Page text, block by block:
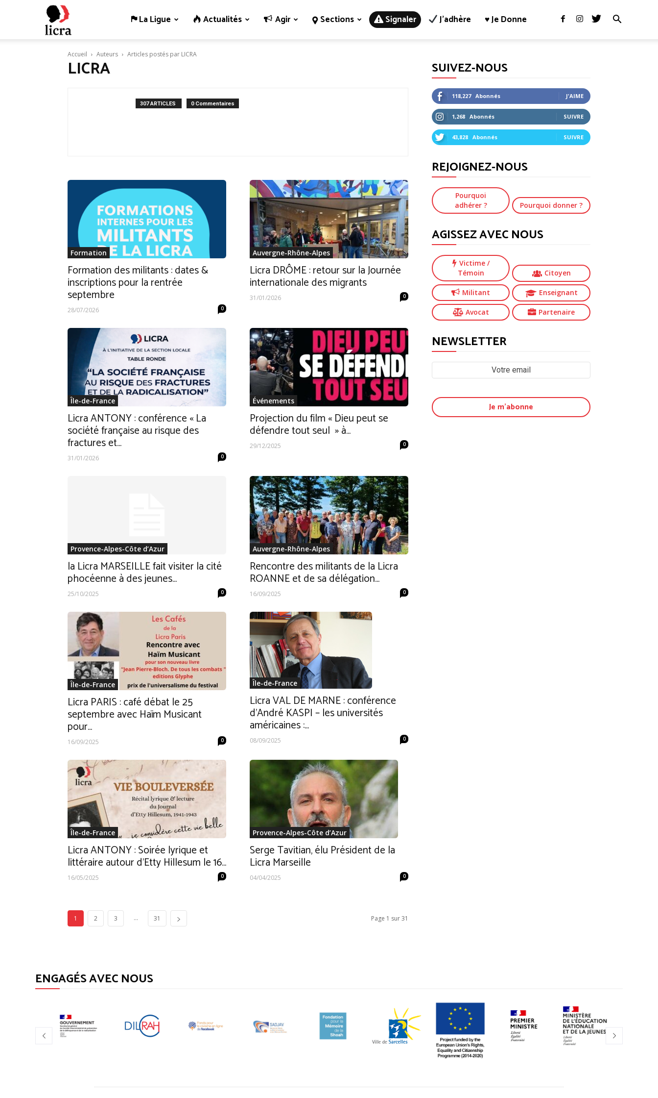
–
La Ligue Actualités Agir Sections Signaler J’adhère ♥ Je Donne
Accueil Auteurs Articles postés par LICRA
LICRA
307 ARTICLES 0 Commentaires
Formation
Formation des militants : dates &
inscriptions pour la rentrée
septembre
28/07/2026 0
Auvergne-Rhône-Alpes
Licra DRÔME : retour sur la Journée
internationale des migrants
31/01/2026 0
Île-de-France
Licra ANTONY : conférence « La
société française au risque des
fractures et...
31/01/2026 0
Événements
Projection du film « Dieu peut se
défendre tout seul » à...
29/12/2025 0
Provence-Alpes-Côte d’Azur
la Licra MARSEILLE fait visiter la cité
phocéenne à des jeunes...
25/10/2025 0
Auvergne-Rhône-Alpes
Rencontre des militants de la Licra
ROANNE et de sa délégation...
16/09/2025 0
Île-de-France
Licra PARIS : café débat le 25
septembre avec Haïm Musicant
pour...
16/09/2025 0
Île-de-France
Licra VAL DE MARNE : conférence
d’André KASPI – les universités
américaines :...
08/09/2025 0
Île-de-France
Licra ANTONY : Soirée lyrique et
littéraire autour d’Etty Hillesum le 16...
16/05/2025 0
Provence-Alpes-Côte d’Azur
Serge Tavitian, élu Président de la
Licra Marseille
04/04/2025 0
1 2 3 ... 31 Page 1 sur 31
SUIVEZ-NOUS
118,227 Abonnés J'AIME
1,268 Abonnés SUIVRE
43,828 Abonnés SUIVRE
REJOIGNEZ-NOUS
Pourquoi
adhérer ?
Pourquoi donner ?
AGISSEZ AVEC NOUS
Victime /
Témoin
Citoyen
Militant Enseignant
Avocat Partenaire
NEWSLETTER
ENGAGÉS AVEC NOUS